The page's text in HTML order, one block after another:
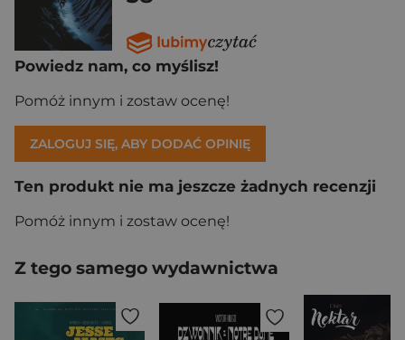
Powiedz nam, co myślisz!
Pomóż innym i zostaw ocenę!
ZALOGUJ SIĘ, ABY DODAĆ OPINIĘ
Ten produkt nie ma jeszcze żadnych recenzji
Pomóż innym i zostaw ocenę!
Z tego samego wydawnictwa